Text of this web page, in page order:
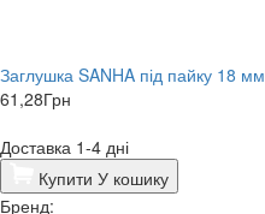
Заглушка SANHA під пайку 18 мм
61,28Грн
Доставка 1-4 дні
Купити У кошику
Бренд: